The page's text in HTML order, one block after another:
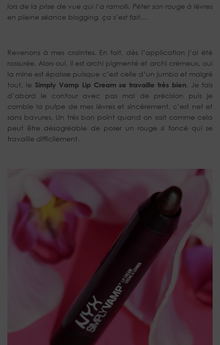
lors de la prise de vue qui l’a ramolli. Péter son rouge à lèvres
en pleine séance blogging, ça s’est fait…
Revenons à mes craintes. En fait, dès l’application j’ai été
rassurée. Alors oui, il est archi pigmenté et archi crémeux, oui
la mine est épaisse puisque c’est celle d’un jumbo et malgré
tout, le Simply Vamp Lip Cream se travaille très bien. Je fais
d’abord le contour avec pas mal de précision puis je
comble la pulpe de mes lèvres et sincèrement, c’est net et
sans bavures. Un très bon point quand on sait comme cela
peut être désagréable de poser un rouge si foncé qui se
travaille difficilement.